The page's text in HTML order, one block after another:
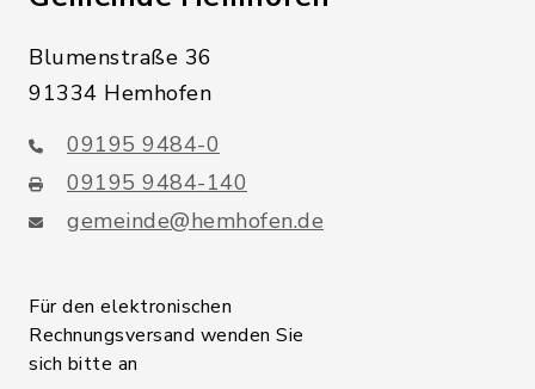
Blumenstraße 36
91334 Hemhofen
09195 9484-0
09195 9484-140
gemeinde@hemhofen.de
Für den elektronischen
Rechnungsversand wenden Sie
sich bitte an